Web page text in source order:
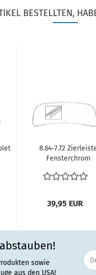
BESTELLTEN,
8.64-7.72
Fensterchrom
39,95 EUR
sowie
aus den USA!